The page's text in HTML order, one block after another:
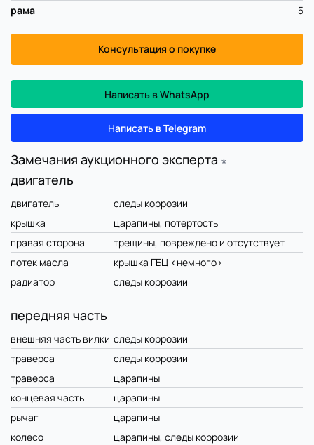
рама
5
Консультация о покупке
Написать в WhatsApp
Написать в Telegram
Замечания аукционного эксперта ∗
двигатель
двигатель
следы коррозии
крышка
царапины, потертость
правая сторона
трещины, повреждено и отсутствует
потек масла
крышка ГБЦ <немного>
радиатор
следы коррозии
передняя часть
внешняя часть вилки следы коррозии
траверса
следы коррозии
траверса
царапины
концевая часть
царапины
рычаг
царапины
колесо
царапины, следы коррозии